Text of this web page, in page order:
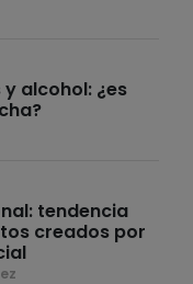
alcohol: ¿es
tendencia
creados por